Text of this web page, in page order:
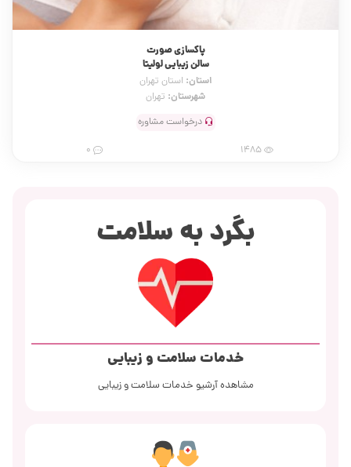
پاکسازی صورت
سالن زیبایی لولیتا
استان: استان تهران
شهرستان: تهران
درخواست مشاوره
بگرد به سلامت
خدمات سلامت و زیبایی
مشاهده آرشیو خدمات سلامت و زیبایی